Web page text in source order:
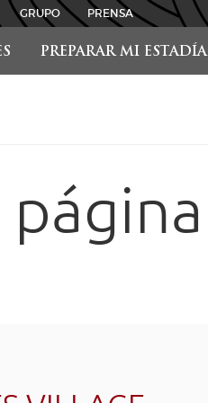
PREPARAR MI ESTADÍA
GRUPO PRENSA